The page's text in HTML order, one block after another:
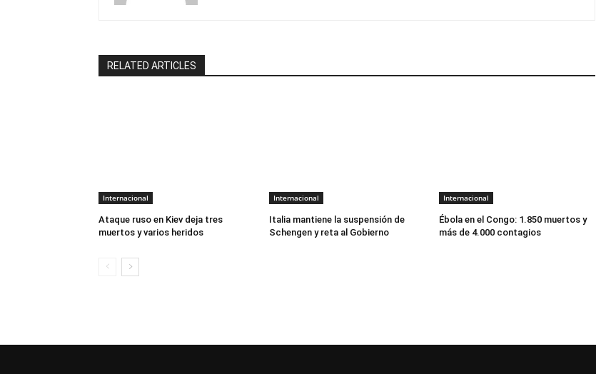
RELATED ARTICLES
Internacional
Ataque ruso en Kiev deja tres
muertos y varios heridos
Internacional
Italia mantiene la suspensión de
Schengen y reta al Gobierno
Internacional
Ébola en el Congo: 1.850 muertos y
más de 4.000 contagios